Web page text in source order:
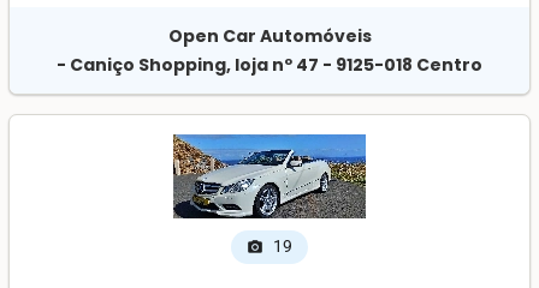
Open Car Automóveis
- Caniço Shopping, loja nº 47 - 9125-018 Centro
photo_camera 19